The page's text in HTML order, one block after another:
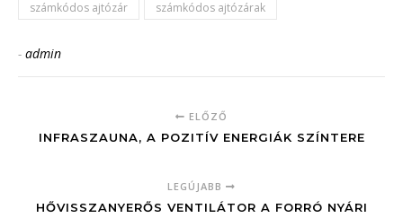
számkódos ajtózár számkódos ajtózárak
- admin
ELŐZŐ
INFRASZAUNA, A POZITÍV ENERGIÁK SZÍNTERE
LEGÚJABB
HŐVISSZANYERŐS VENTILÁTOR A FORRÓ NYÁRI